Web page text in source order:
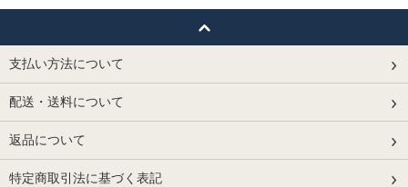
支払い方法について
配送・送料について
返品について
特定商取引法に基づく表記